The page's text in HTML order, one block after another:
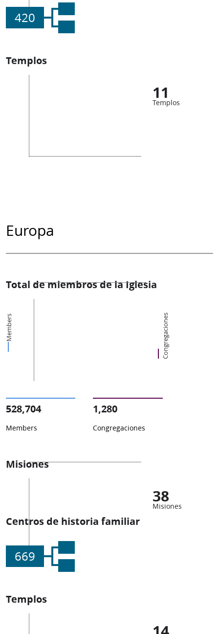
420
Templos
11
Templos
Europa
Total de miembros de la Iglesia
Members Congregaciones
528,704
Members
1,280
Congregaciones
Misiones
38
Misiones
Centros de historia familiar
669
Templos